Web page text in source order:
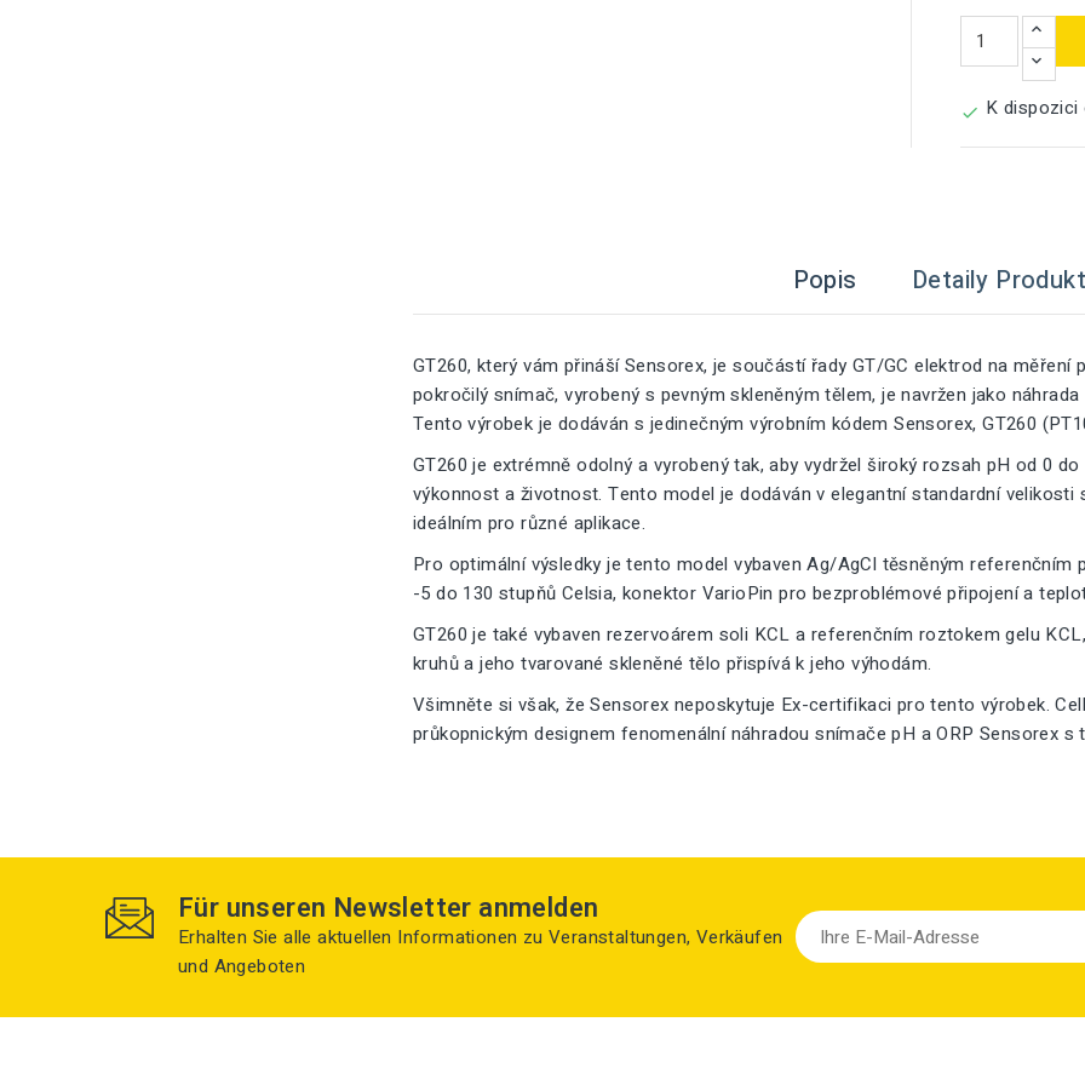
 K
Popis Detaily
GT260, který vám přináší Sensorex, je součástí řady GT/GC elektrod na
pokročilý snímač, vyrobený s pevným skleněným tělem, je navržen jako
Tento výrobek je dodáván s jedinečným výrobním kódem Sensorex, GT260
GT260 je extrémně odolný a vyrobený tak, aby vydržel široký rozsah pH od 0
výkonnost a životnost. Tento model je dodáván v elegantní standardní
ideálním pro různé aplikace.
Pro optimální výsledky je tento model vybaven Ag/AgCl těsněným
-5 do 130 stupňů Celsia, konektor VarioPin pro bezproblémové připojení a
GT260 je také vybaven rezervoárem soli KCL a referenčním roztokem gelu
kruhů a jeho tvarované skleněné tělo přispívá k jeho výhodám.
Všimněte si však, že Sensorex neposkytuje Ex-certifikaci pro tento výrobek.
průkopnickým designem fenomenální náhradou snímače pH a ORP Sensorex
Für unseren Newsletter anmelden
Erhalten Sie alle aktuellen Informationen zu Veranstaltungen, Verkäufen
und Angeboten